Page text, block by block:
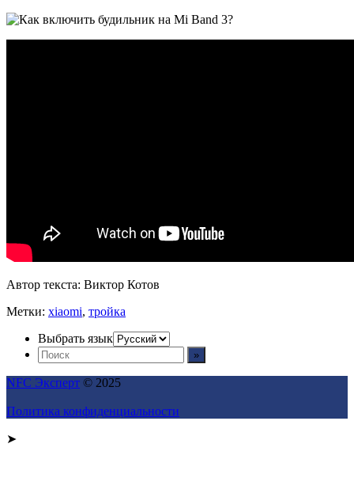
Автор текста: Виктор Котов
Метки: xiaomi, тройка
Выбрать язык
NFC Эксперт © 2025
Политика конфиденциальности
➤